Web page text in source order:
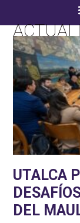
UTALCA
DEL